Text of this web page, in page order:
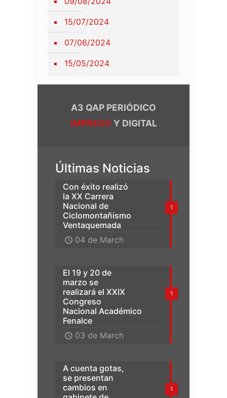
15/07/2024
07/06/2024
15/05/2024
A3 QAP PERIÓDICO
IMPRESO Y DIGITAL
Últimas Noticias
1
Con éxito realizó
la XX Carrera
Nacional de
Ciclomontañismo
Ventaquemada
04 de March
1
El 19 y 20 de
marzo se
realizará el XXIX
Congreso
Nacional Académico
Fenalce
03 de March
1
A cuenta gotas,
se presentan
cambios en